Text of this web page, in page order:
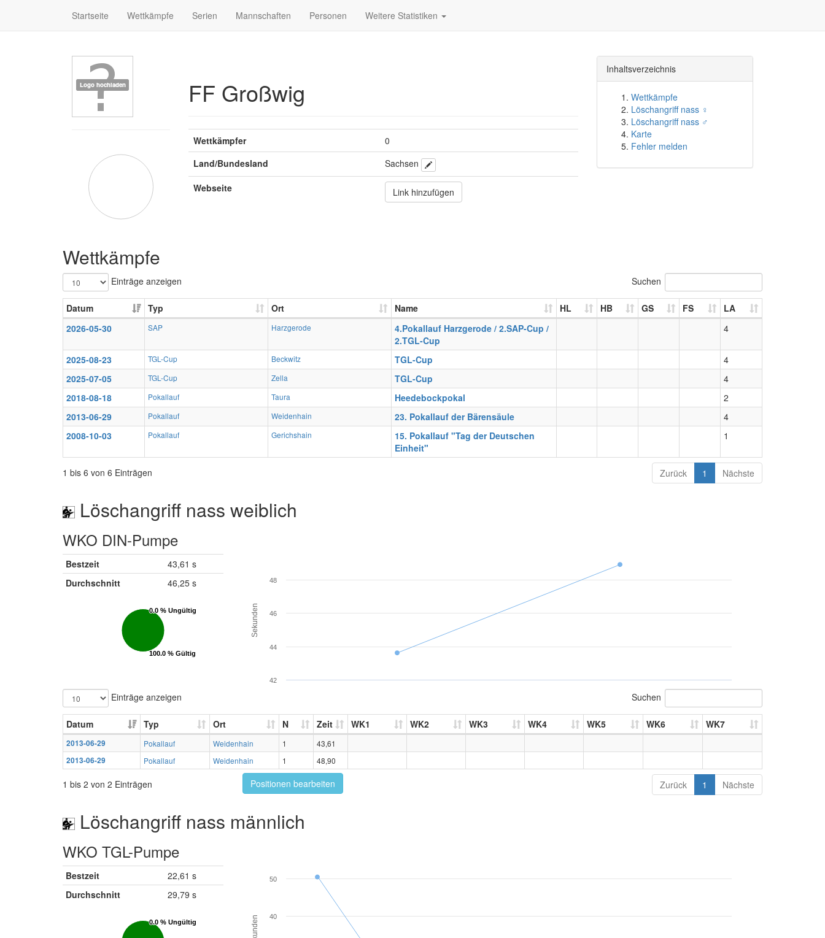
Startseite Wettkämpfe Serien Mannschaften Personen Weitere Statistiken
FF Großwig
Wettkämpfer
0
Land/Bundesland
Sachsen
Webseite
Link hinzufügen
Inhaltsverzeichnis
Wettkämpfe
Löschangriff nass ♀
Löschangriff nass ♂
Karte
Fehler melden
Wettkämpfe
Einträge anzeigen Suchen
Datum Typ Ort Name HL HB GS FS
LA
2026-05-30
SAP Harzgerode
4.Pokallauf Harzgerode / 2.SAP-Cup /
2.TGL-Cup
4
2025-08-23 TGL-Cup Beckwitz TGL-Cup
4
2025-07-05
TGL-Cup Zella TGL-Cup
4
2018-08-18
Pokallauf Taura Heedebockpokal
2
2013-06-29
Pokallauf Weidenhain 23. Pokallauf der Bärensäule
4
2008-10-03
Pokallauf Gerichshain
15. Pokallauf "Tag der Deutschen
Einheit"
1
1 bis 6 von 6 Einträgen Zurück 1 Nächste
Löschangriff nass weiblich
WKO DIN-Pumpe
Bestzeit
43,61 s
Durchschnitt
46,25 s
0.0 % Ungültig
0.0 % Ungültig
100.0 % Gültig
100.0 % Gültig
Sekunden
42
44
46
48
Einträge anzeigen Suchen
Datum Typ Ort N Zeit WK1 WK2 WK3 WK4 WK5 WK6 WK7
2013-06-29 Pokallauf Weidenhain 1
43,61
2013-06-29
Pokallauf Weidenhain 1 48,90
1 bis 2 von 2 Einträgen Positionen bearbeiten Zurück 1 Nächste
Löschangriff nass männlich
WKO TGL-Pumpe
Bestzeit
22,61 s
Durchschnitt
29,79 s
0.0 % Ungültig
0.0 % Ungültig
40
50